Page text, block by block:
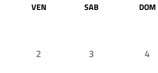
VEN SAB DOM
2 3
4